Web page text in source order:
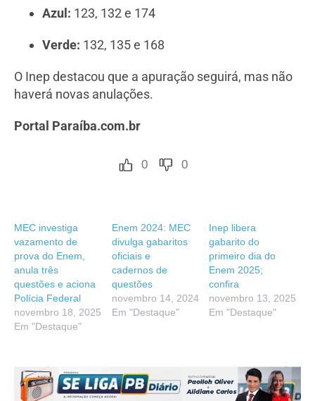
Azul: 123, 132 e 174
Verde: 132, 135 e 168
O Inep destacou que a apuração seguirá, mas não
haverá novas anulações.
Portal Paraíba.com.br
0 0
MEC investiga
vazamento de
prova do Enem,
anula três
questões e aciona
Polícia Federal
novembro 18, 2025
Em "Destaque"
Enem 2024: MEC
divulga gabaritos
oficiais e
cadernos de
questões
novembro 14, 2024
Em "Destaque"
Inep libera
gabarito do
primeiro dia do
Enem 2025;
confira
novembro 13, 2025
Em "Destaque"